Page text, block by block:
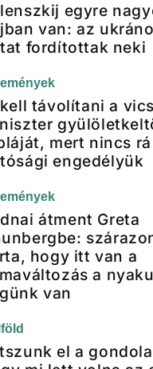
egyre
van: az
fordítottak neki
távolítani a
mert nincs rá
engedélyük
átment Greta
hogy itt van a
a
van
el a